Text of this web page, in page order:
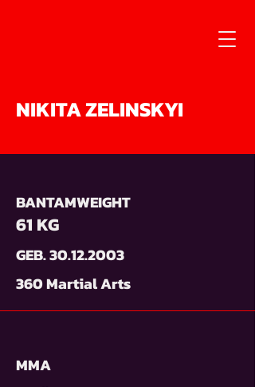
NIKITA ZELINSKYI
BANTAMWEIGHT
61 KG
GEB.30.12.2003
360 Martial Arts
MMA